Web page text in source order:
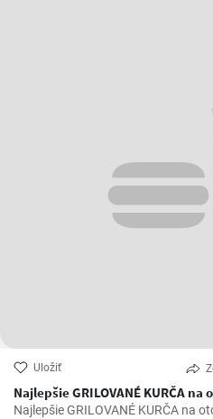
Uložiť
Najlepšie GRILOVANÉ KURČA
Najlepšie GRILOVANÉ KURČA na